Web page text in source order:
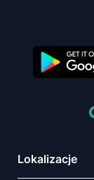
Lokalizacje